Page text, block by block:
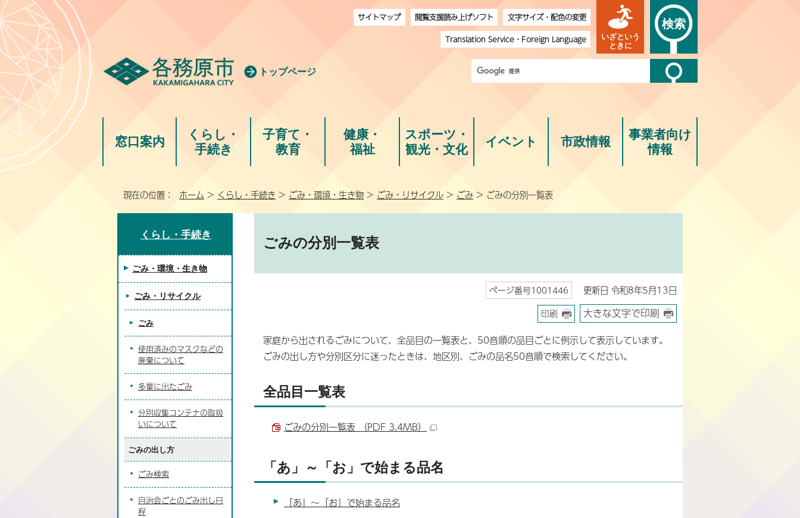
トップページ
サイトマップ 閲覧支援読み上げソフト
文字サイズ・配色の変更
Translation Service・ Foreign Language
いざという
ときに
検索
窓口案内
くらし・
手続き
子育て・
教育
健康・
福祉
スポーツ・
観光・文化
イベント 市政情報
事業者向け
情報
現在の位置： ホーム > くらし・手続き > ごみ・環境・生き物 > ごみ・リサイクル > ごみ > ごみの分別一覧表
ごみの分別一覧表
ページ番号1001446 更新日 令和8年5月13日
印刷 大きな文字で印刷
家庭から出されるごみについて、全品目の一覧表と、50音順の品目ごとに例示して表示しています。
ごみの出し方や分別区分に迷ったときは、地区別、ごみの品名50音順で検索してください。
全品目一覧表
ごみの分別一覧表 （PDF 3.4MB）
「あ」～「お」で始まる品名
「あ」～「お」で始まる品名
くらし・手続き
ごみ・環境・生き物
ごみ・リサイクル
ごみ
使用済みのマスクなどの
廃棄について
多量に出たごみ
分別収集コンテナの取扱
いについて
ごみの出し方
ごみ検索
自治会ごとのごみ出し日
程